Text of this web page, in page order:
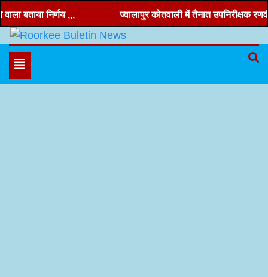
Skip
to
content
बताया निर्णय ,,, ज्वालापुर कोतवाली में तैनात उपनिरीक्षक
Roorkee Buletin News
Hindi news, roorkee news, Uttarakhand news
Toggle
navigation